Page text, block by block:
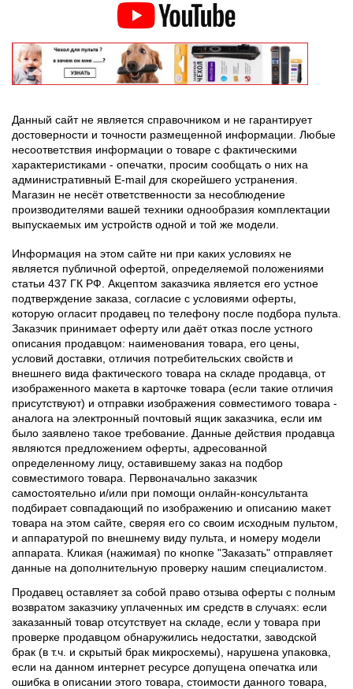
Данный сайт не является справочником и не гарантирует
достоверности и точности размещенной информации. Любые
несоответствия информации о товаре с фактическими
характеристиками - опечатки, просим сообщать о них на
административный E-mail для скорейшего устранения.
Магазин не несёт ответственности за несоблюдение
производителями вашей техники однообразия комплектации
выпускаемых им устройств одной и той же модели.
Информация на этом сайте ни при каких условиях не
является публичной офертой, определяемой положениями
статьи 437 ГК РФ. Акцептом заказчика является его устное
подтверждение заказа, согласие с условиями оферты,
которую огласит продавец по телефону после подбора пульта.
Заказчик принимает оферту или даёт отказ после устного
описания продавцом: наименования товара, его цены,
условий доставки, отличия потребительских свойств и
внешнего вида фактического товара на складе продавца, от
изображенного макета в карточке товара (если такие отличия
присутствуют) и отправки изображения совместимого товара -
аналога на электронный почтовый ящик заказчика, если им
было заявлено такое требование. Данные действия продавца
являются предложением оферты, адресованной
определенному лицу, оставившему заказ на подбор
совместимого товара. Первоначально заказчик
самостоятельно и/или при помощи онлайн-консультанта
подбирает совпадающий по изображению и описанию макет
товара на этом сайте, сверяя его со своим исходным пультом,
и аппаратурой по внешнему виду пульта, и номеру модели
аппарата. Кликая (нажимая) по кнопке "Заказать" отправляет
данные на дополнительную проверку нашим специалистом.
Продавец оставляет за собой право отзыва оферты с полным
возвратом заказчику уплаченных им средств в случаях: если
заказанный товар отсутствует на складе, если у товара при
проверке продавцом обнаружились недостатки, заводской
брак (в т.ч. и скрытый брак микросхемы), нарушена упаковка,
если на данном интернет ресурсе допущена опечатка или
ошибка в описании этого товара, стоимости данного товара,